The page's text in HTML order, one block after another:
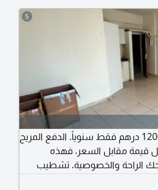
5
استوديو بسعر لن يتكرر في الغوير، 12000 درهم فقط سنوياً. الدفع المريح
قيمة مقابل السعر، فهذه
الراحة والخصوصية. تشطيب
في الغوير، قريب من